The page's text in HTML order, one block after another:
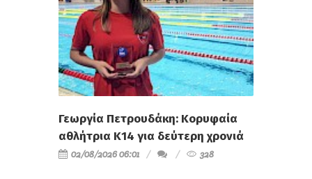
Γεωργία Πετρουδάκη: Κορυφαία
αθλήτρια Κ14 για δεύτερη χρονιά
02/08/2026 06:01 328